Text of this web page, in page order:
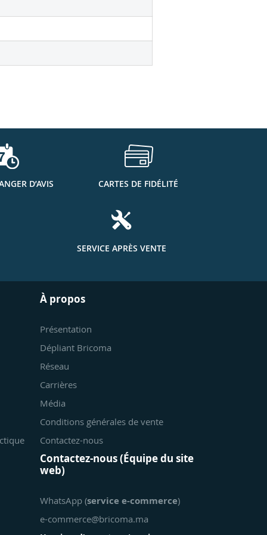
D’AVIS CARTES DE FIDÉLITÉ
SERVICE APRÈS VENTE
À propos
Présentation
Dépliant Bricoma
Réseau
Carrières
Média
Conditions générales de vente
Contactez-nous
Contactez-nous (Équipe du site
web)
WhatsApp (service e-commerce)
e-commerce@bricoma.ma